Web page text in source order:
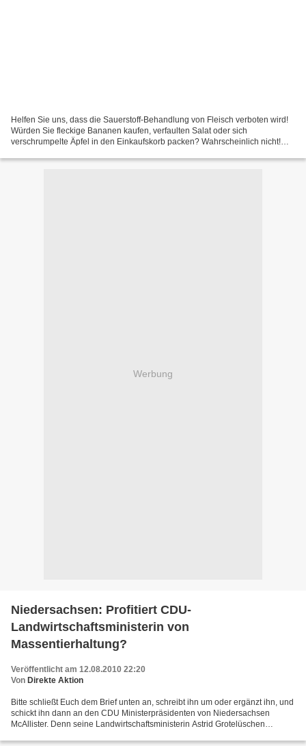
Helfen Sie uns, dass die Sauerstoff-Behandlung von Fleisch verboten wird!
Würden Sie fleckige Bananen kaufen, verfaulten Salat oder sich
verschrumpelte Äpfel in den Einkaufskorb packen? Wahrscheinlich nicht!
Werbung
Niedersachsen: Profitiert CDU-
Landwirtschaftsministerin von
Massentierhaltung?
Veröffentlicht am 12.08.2010 22:20
Von Direkte Aktion
Bitte schließt Euch dem Brief unten an, schreibt ihn um oder ergänzt ihn, und
schickt ihn dann an den CDU Ministerpräsidenten von Niedersachsen
McAllister. Denn seine Landwirtschaftsministerin Astrid Grotelüschen